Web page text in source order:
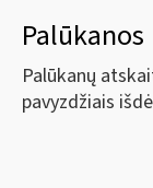
Palūkanos
Palūkanų
pavyzdžiais